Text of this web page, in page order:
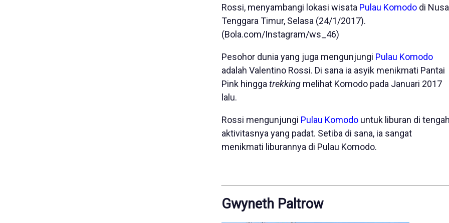
Rossi, menyambangi lokasi wisata Pulau Komodo di Nusa
Tenggara Timur, Selasa (24/1/2017).
(Bola.com/Instagram/ws_46)
Pesohor dunia yang juga mengunjungi Pulau Komodo
adalah Valentino Rossi. Di sana ia asyik menikmati Pantai
Pink hinggatrekking melihat Komodo pada Januari 2017
lalu.
Rossi mengunjungi Pulau Komodo untuk liburan di
aktivitasnya yang padat. Setiba di sana, ia sangat
menikmati liburannya di Pulau Komodo.
Gwyneth Paltrow